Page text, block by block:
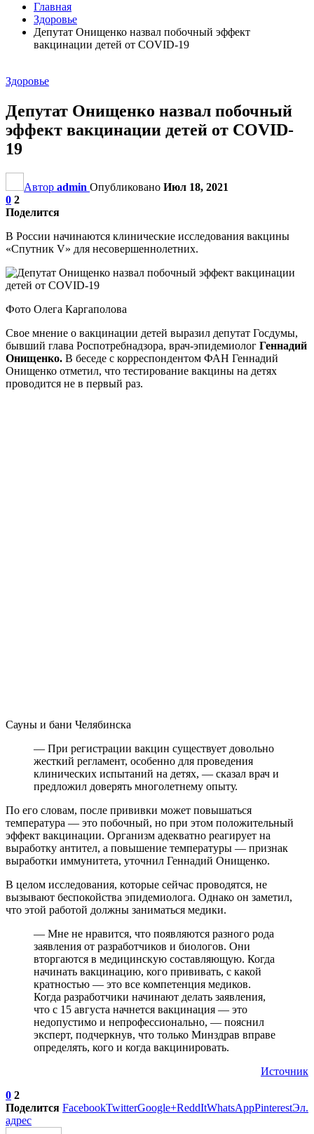
Главная
Здоровье
Депутат Онищенко назвал побочный эффект
вакцинации детей от COVID-19
Здоровье
Депутат Онищенко назвал побочный
эффект вакцинации детей от COVID-
19
Автор admin Опубликовано Июл 18, 2021
0 2
Поделится
В России начинаются клинические исследования вакцины
«Спутник V» для несовершеннолетних.
Фото Олега Каргаполова
Свое мнение о вакцинации детей выразил депутат Госдумы,
бывший глава Роспотребнадзора, врач-эпидемиолог Геннадий
Онищенко. В беседе с корреспондентом ФАН Геннадий
Онищенко отметил, что тестирование вакцины на детях
проводится не в первый раз.
Сауны и бани Челябинска
— При регистрации вакцин существует довольно
жесткий регламент, особенно для проведения
клинических испытаний на детях, — сказал врач и
предложил доверять многолетнему опыту.
По его словам, после прививки может повышаться
температура — это побочный, но при этом положительный
эффект вакцинации. Организм адекватно реагирует на
выработку антител, а повышение температуры — признак
выработки иммунитета, уточнил Геннадий Онищенко.
В целом исследования, которые сейчас проводятся, не
вызывают беспокойства эпидемиолога. Однако он заметил,
что этой работой должны заниматься медики.
— Мне не нравится, что появляются разного рода
заявления от разработчиков и биологов. Они
вторгаются в медицинскую составляющую. Когда
начинать вакцинацию, кого прививать, с какой
кратностью — это все компетенция медиков.
Когда разработчики начинают делать заявления,
что с 15 августа начнется вакцинация — это
недопустимо и непрофессионально, — пояснил
эксперт, подчеркнув, что только Минздрав вправе
определять, кого и когда вакцинировать.
Источник
0 2
Поделится FacebookTwitterGoogle+ReddItWhatsAppPinterestЭл.
адрес